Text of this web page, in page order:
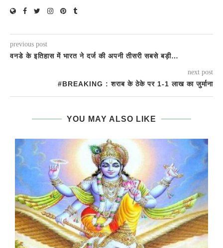
previous post
वनडे के इतिहास में भारत ने दर्ज की अपनी तीसरी सबसे बड़ी…
next post
#BREAKING : शराब के ठेके पर 1-1 लाख का जुर्माना
YOU MAY ALSO LIKE